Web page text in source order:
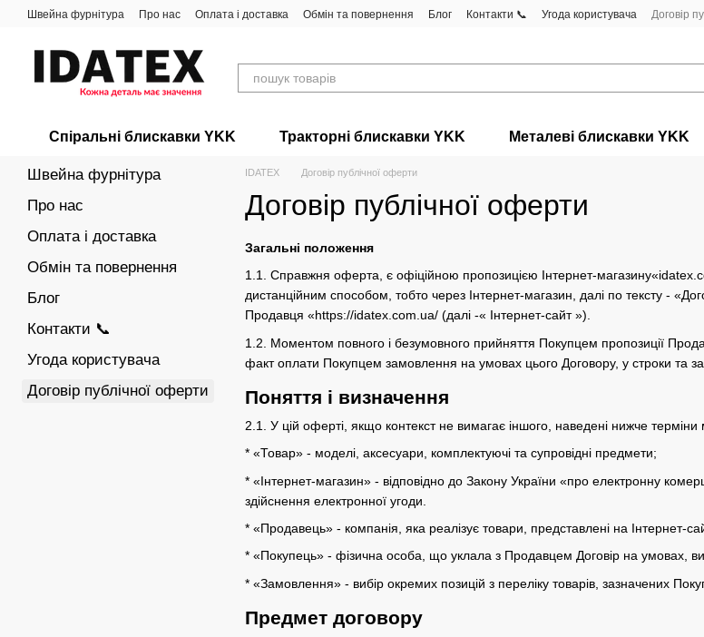
Перейти до основного контенту
Швейна фурнітура Про нас Оплата і доставка Обмін та повернення Блог Контакти 📞 Угода користувача Договір
Спіральні блискавки YKK Тракторні блискавки YKK Металеві блискавки YKK
IDATEX Договір публічної оферти
Договір публічної оферти
Загальні положення
1.1. Справжня оферта, є офіційною пропозицією Інтернет-
дистанційним способом, тобто через Інтернет-магазин, далі по тексту -
Продавця «https://idatex.com.ua/ (далі -« Інтернет-сайт »).
1.2. Моментом повного і безумовного прийняття Покупцем пропозиції
факт оплати Покупцем замовлення на умовах цього Договору, у строки та
Поняття і визначення
2.1. У цій оферті, якщо контекст не вимагає іншого, наведені нижче
* «Товар» - моделі, аксесуари, комплектуючі та супровідні предмети;
* «Інтернет-магазин» - відповідно до Закону України «про електронну
здійснення електронної угоди.
* «Продавець» - компанія, яка реалізує товари, представлені на Інтернет-
* «Покупець» - фізична особа, що уклала з Продавцем Договір на умовах,
* «Замовлення» - вибір окремих позицій з переліку товарів, зазначених
Предмет договору
Швейна фурнітура
Про нас
Оплата і доставка
Обмін та повернення
Блог
Контакти 📞
Угода користувача
Договір публічної оферти